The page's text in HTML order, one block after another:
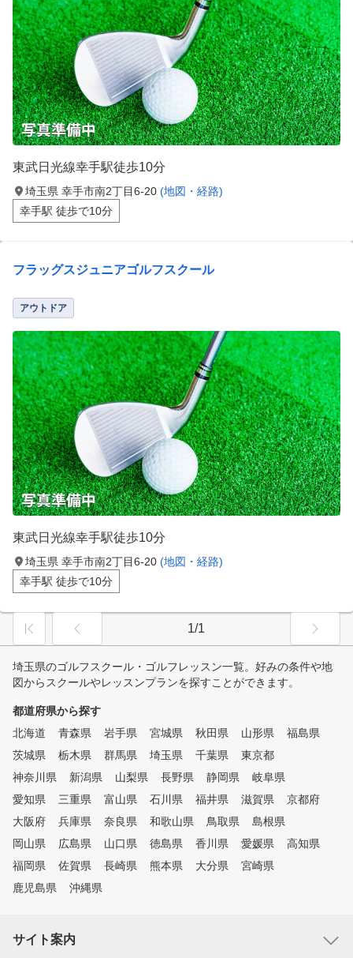
東武日光線幸手駅徒歩10分
埼玉県 幸手市南2丁目6-20 (地図・経路)
幸手駅 徒歩で10分
フラッグスジュニアゴルフスクール
アウトドア
東武日光線幸手駅徒歩10分
埼玉県 幸手市南2丁目6-20 (地図・経路)
幸手駅 徒歩で10分
1/1
埼玉県のゴルフスクール・ゴルフレッスン一覧。好みの条件や地
図からスクールやレッスンプランを探すことができます。
都道府県から探す
北海道
青森県 岩手県 宮城県 秋田県 山形県
福島県
茨城県
栃木県 群馬県 埼玉県 千葉県
東京都
神奈川県
新潟県 山梨県 長野県 静岡県
岐阜県
愛知県
三重県 富山県 石川県 福井県 滋賀県
京都府
大阪府
兵庫県 奈良県 和歌山県 鳥取県
島根県
岡山県
広島県 山口県 徳島県 香川県 愛媛県
高知県
福岡県
佐賀県 長崎県 熊本県 大分県
宮崎県
鹿児島県
沖縄県
サイト案内